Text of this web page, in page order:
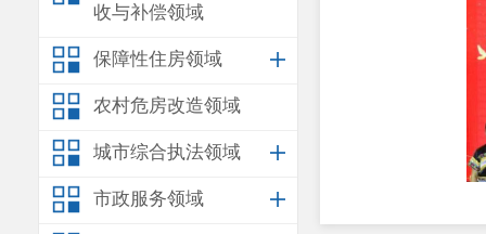
收与补偿领域
保障性住房领域
农村危房改造领域
城市综合执法领域
市政服务领域